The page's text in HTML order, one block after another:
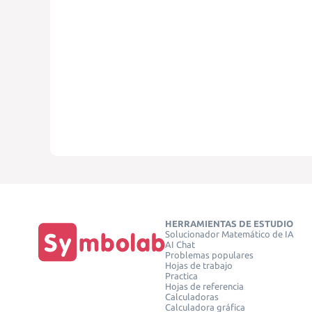
HERRAMIENTAS DE ESTUDIO
Solucionador Matemático de IA
AI Chat
Problemas populares
Hojas de trabajo
Practica
Hojas de referencia
Calculadoras
Calculadora gráfica